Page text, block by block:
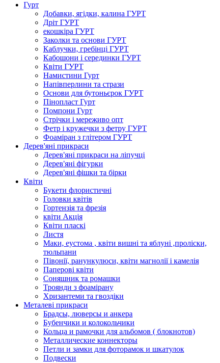
Гурт
Добавки, ягідки, калина ГУРТ
Дріт ГУРТ
екошкіра ГУРТ
Заколки та основи ГУРТ
Каблучки, гребінці ГУРТ
Кабошони і серединки ГУРТ
Квіти ГУРТ
Намистини Гурт
Напівперлини та стрази
Основи для бутоньєрок ГУРТ
Пінопласт Гурт
Помпони Гурт
Стрічки і мереживо опт
Фетр і кружечки з фетру ГУРТ
Фоаміран з глітером ГУРТ
Дерев'яні прикраси
Дерев'яні прикраси на ліпучці
Дерев'яні фігурки
Дерев'яні фішки та бірки
Квіти
Букети флористичні
Головки квітів
Гортензія та фрезія
квіти Акція
Квіти пласкі
Листя
Маки, еустома , квіти вишні та яблуні ,проліски,
тюльпани
Півонії, ранункулюси, квіти магнолії і камелія
Паперові квіти
Соняшник та ромашки
Троянди з фоамірану
Хризантеми та гвоздіки
Металеві прикраси
Брадсы, люверсы и анкера
Бубенчики и колокольчики
Кольца и рамочки для альбомов ( блокнотов)
Металлические коннекторы
Петли и замки для фоторамок и шкатулок
Подвески